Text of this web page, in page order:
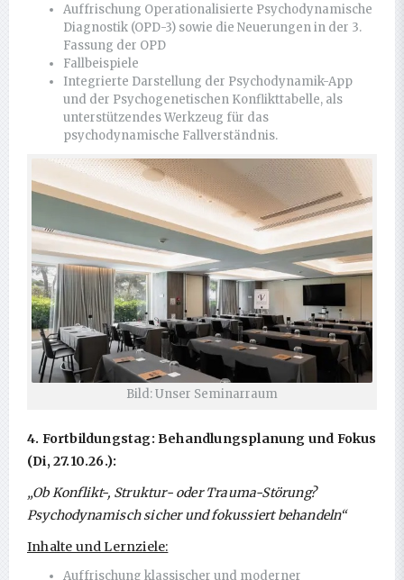
Auffrischung Operationalisierte Psychodynamische
Diagnostik (OPD-3) sowie die Neuerungen in der 3.
Fassung der OPD
Fallbeispiele
Integrierte Darstellung der Psychodynamik-App
und der Psychogenetischen Konflikttabelle, als
unterstützendes Werkzeug für das
psychodynamische Fallverständnis.
Bild: Unser Seminarraum
4. Fortbildungstag: Behandlungsplanung und Fokus
(Di, 27.10.26.):
„Ob Konflikt-, Struktur- oder Trauma-Störung?
Psychodynamisch sicher und fokussiert behandeln“
Inhalte und Lernziele:
Auffrischung klassischer und moderner